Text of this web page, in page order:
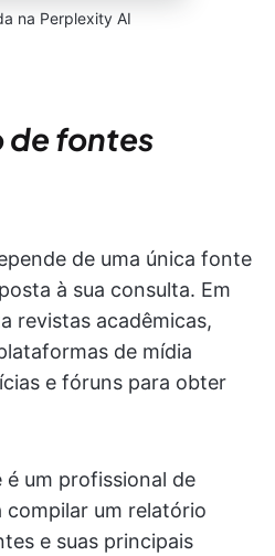
na Perplexity AI
de fontes
de uma única fonte
à sua consulta. Em
revistas acadêmicas,
de mídia
e fóruns para obter
é um profissional de
compilar um relatório
e suas principais